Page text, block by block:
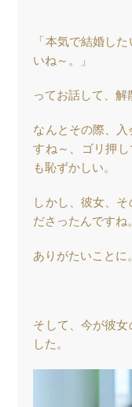
「本気で結婚し
いね～。」
ってお話して、解
なんとその際、
すね～、ゴリ押
も恥ずかしい。
しかし、彼女、
ださったんですね
ありがたいことに
そして、今が彼
した。